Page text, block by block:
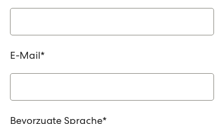
E-Mail*
Bevorzugte Sprache*